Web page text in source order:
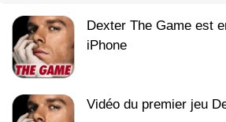
Dexter The Game est
iPhone
Vidéo du premier jeu